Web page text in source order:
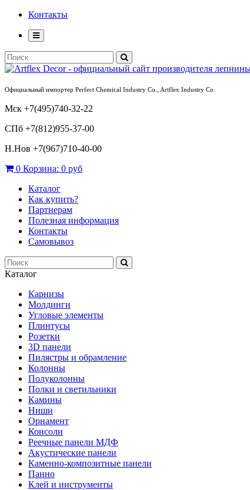
Контакты
Официальный импортер Perfect Chemical Industry Co., Artflex Industry Co.
Мск +7(495)740-32-22
СПб +7(812)955-37-00
Н.Нов +7(967)710-40-00
0 Корзина: 0 руб
Каталог
Как купить?
Партнерам
Полезная информация
Контакты
Самовывоз
Каталог
Карнизы
Молдинги
Угловые элементы
Плинтусы
Розетки
3D панели
Пилястры и обрамление
Колонны
Полуколонны
Полки и светильники
Камины
Ниши
Орнамент
Консоли
Реечные панели МДФ
Акустические панели
Каменно-композитные панели
Панно
Клей и инструменты